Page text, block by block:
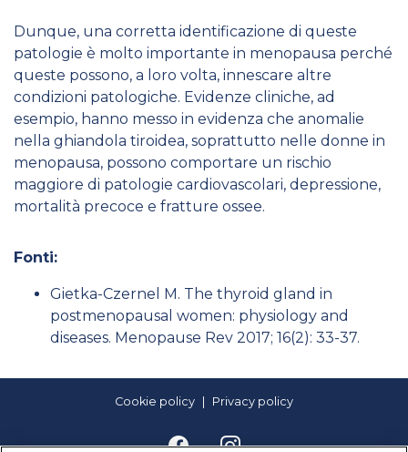
Dunque, una corretta identificazione di queste
patologie è molto importante in menopausa perché
queste possono, a loro volta, innescare altre
condizioni patologiche. Evidenze cliniche, ad
esempio, hanno messo in evidenza che anomalie
nella ghiandola tiroidea, soprattutto nelle donne in
menopausa, possono comportare un rischio
maggiore di patologie cardiovascolari, depressione,
mortalità precoce e fratture ossee.
Fonti:
Gietka-Czernel M. The thyroid gland in
postmenopausal women: physiology and
diseases. Menopause Rev 2017; 16(2): 33-37.
Cookie policy Privacy policy